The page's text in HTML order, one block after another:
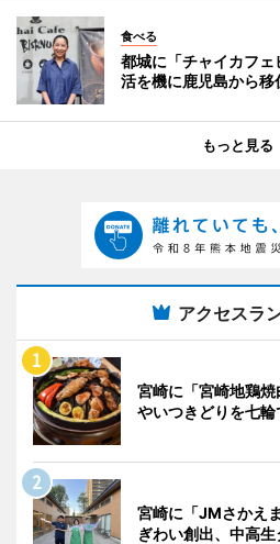
食べる
都城に「チャイカフ
活を機に鹿児島から移
もっと見る
アクセスラ
宮崎に「宮崎地鶏
やいつきどりを七輪
宮崎に「JMさかえ
ぎわい創出、中高生